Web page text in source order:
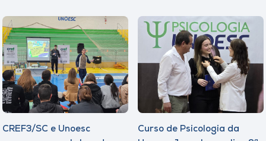
CREF3/SC e Unoesc
Curso de Psicologia da